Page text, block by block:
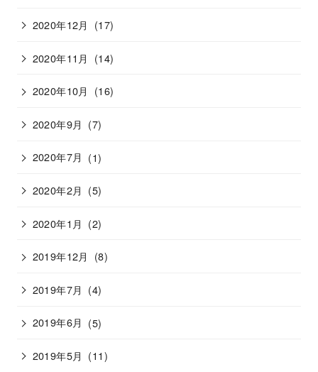
2020年12月 (17)
2020年11月 (14)
2020年10月 (16)
2020年9月 (7)
2020年7月 (1)
2020年2月 (5)
2020年1月 (2)
2019年12月 (8)
2019年7月 (4)
2019年6月 (5)
2019年5月 (11)